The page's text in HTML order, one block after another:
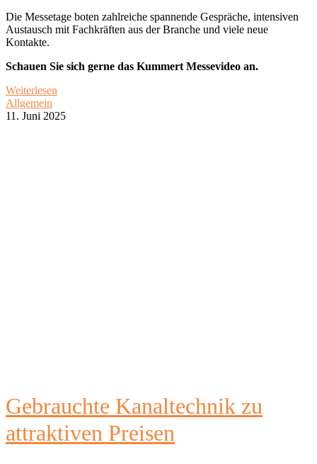
Die Messetage boten zahlreiche spannende Gespräche, intensiven
Austausch mit Fachkräften aus der Branche und viele neue
Kontakte.
Schauen Sie sich gerne das Kummert Messevideo an.
Weiterlesen
Allgemein
11. Juni 2025
Gebrauchte Kanaltechnik zu
attraktiven Preisen